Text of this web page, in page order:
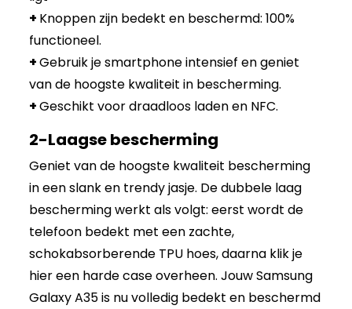
+ Knoppen zijn bedekt en beschermd: 100%
functioneel.
+Gebruik je smartphone intensief en geniet
van de hoogste kwaliteit in bescherming.
+Geschikt voor draadloos laden en NFC.
2-Laagse bescherming
Geniet van de hoogste kwaliteit bescherming
in een slank en trendy jasje. De dubbele laag
bescherming werkt als volgt: eerst wordt de
telefoon bedekt met een zachte,
schokabsorberende TPU hoes, daarna klik je
hier een harde case overheen. Jouw Samsung
Galaxy A35 is nu volledig bedekt en beschermd